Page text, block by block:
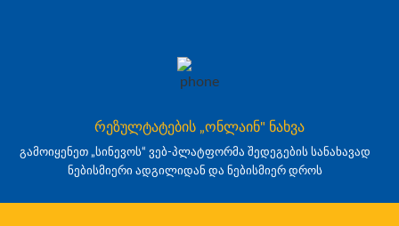
რეზულტატების „ონლაინ" ნახვა
გამოიყენეთ „სინევოს“ ვებ-პლატფორმა შედეგების სანახავად
ნებისმიერი ადგილიდან და ნებისმიერ დროს